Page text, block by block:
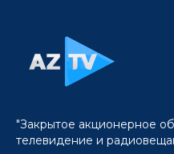
"Закрытое акционерное
телевидение и